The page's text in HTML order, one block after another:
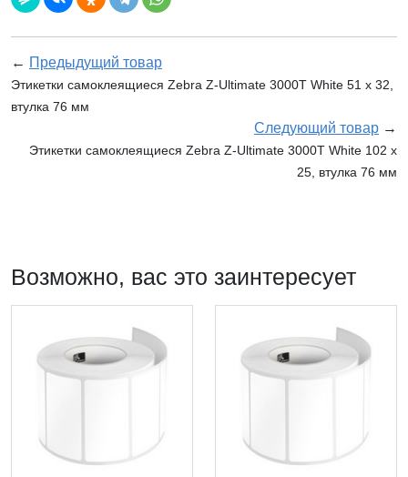
← Предыдущий товар
Этикетки самоклеящиеся Zebra Z-Ultimate 3000T White 51 x 32,
втулка 76 мм
Следующий товар →
Этикетки самоклеящиеся Zebra Z-Ultimate 3000T White 102 x
25, втулка 76 мм
Возможно, вас это заинтересует